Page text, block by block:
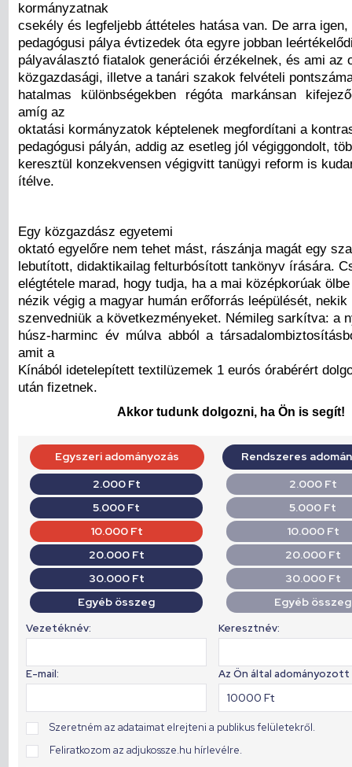
kormányzatnak
csekély és legfeljebb áttételes hatása van. De arra igen,
pedagógusi pálya évtizedek óta egyre jobban
pályaválasztó fiatalok generációi érzékelnek, és ami az
közgazdasági, illetve a tanári szakok felvételi
hatalmas különbségekben régóta markánsan
amíg az
oktatási kormányzatok képtelenek megfordítani a
pedagógusi pályán, addig az esetleg jól végiggondolt,
keresztül konzekvensen végigvitt tanügyi reform is
ítélve.
Egy közgazdász egyetemi
oktató egyelőre nem tehet mást, rászánja magát egy
lebutított, didaktikailag felturbósított tankönyv írására.
elégtétele marad, hogy tudja, ha a mai középkorúak
nézik végig a magyar humán erőforrás leépülését,
szenvedniük a következményeket. Némileg sarkítva: a
húsz-harminc év múlva abból a
amit a
Kínából idetelepített textilüzemek 1 eurós órabérért
után fizetnek.
Akkor tudunk dolgozni, ha Ön is segít!